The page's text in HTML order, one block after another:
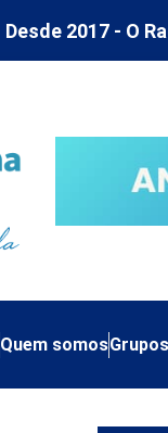
Desde 2017 - O
Quem somos